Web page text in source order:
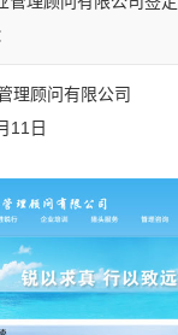
理顾问有限公司
11日